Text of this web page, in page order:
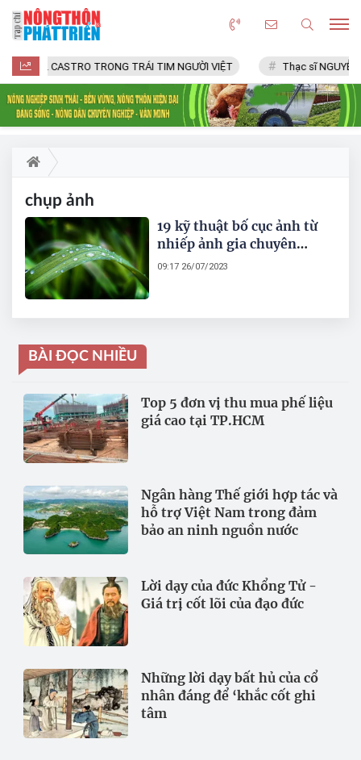
FIDEL CASTRO TRONG TRÁI TIM NGƯỜI VIỆT Thạc sĩ NGUYỄN
chụp ảnh
19 kỹ thuật bố cục ảnh từ
nhiếp ảnh gia chuyên
nghiệp
09:17 26/07/2023
BÀI ĐỌC NHIỀU
Top 5 đơn vị thu mua phế liệu
giá cao tại TP.HCM
Ngân hàng Thế giới hợp tác và
hỗ trợ Việt Nam trong đảm
bảo an ninh nguồn nước
Lời dạy của đức Khổng Tử -
Giá trị cốt lõi của đạo đức
Những lời dạy bất hủ của cổ
nhân đáng để ‘khắc cốt ghi
tâm